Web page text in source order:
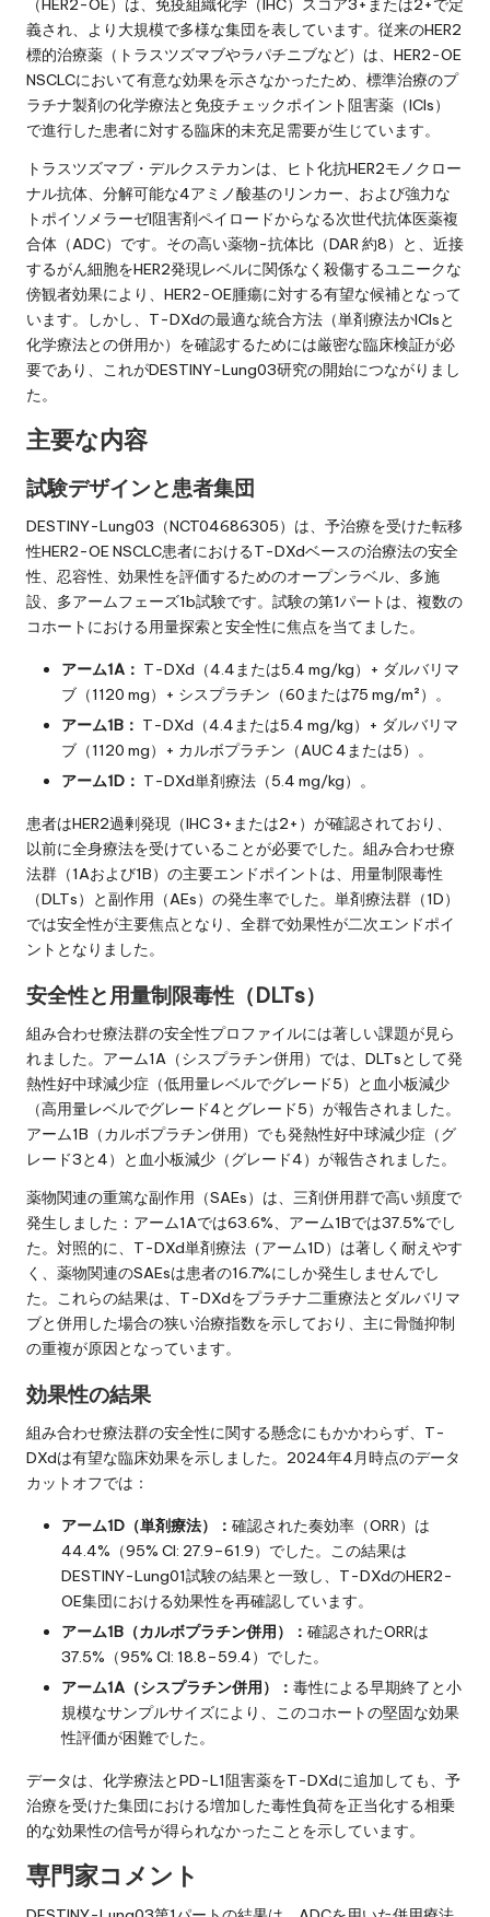
（HER2-OE）は、免疫組織化学（IHC）スコア3+または2+で定
義され、より大規模で多様な集団を表しています。従来のHER2
標的治療薬（トラスツズマブやラパチニブなど）は、HER2-OE
NSCLCにおいて有意な効果を示さなかったため、標準治療のプ
ラチナ製剤の化学療法と免疫チェックポイント阻害薬（ICIs）
で進行した患者に対する臨床的未充足需要が生じています。
トラスツズマブ・デルクステカンは、ヒト化抗HER2モノクロー
ナル抗体、分解可能な4アミノ酸基のリンカー、および強力な
トポイソメラーゼI阻害剤ペイロードからなる次世代抗体医薬複
合体（ADC）です。その高い薬物-抗体比（DAR 約8）と、近接
するがん細胞をHER2発現レベルに関係なく殺傷するユニークな
傍観者効果により、HER2-OE腫瘍に対する有望な候補となって
います。しかし、T-DXdの最適な統合方法（単剤療法かICIsと
化学療法との併用か）を確認するためには厳密な臨床検証が必
要であり、これがDESTINY-Lung03研究の開始につながりまし
た。
主要な内容
試験デザインと患者集団
DESTINY-Lung03（NCT04686305）は、予治療を受けた転移
性HER2-OE NSCLC患者におけるT-DXdベースの治療法の安全
性、忍容性、効果性を評価するためのオープンラベル、多施
設、多アームフェーズ1b試験です。試験の第1パートは、複数の
コホートにおける用量探索と安全性に焦点を当てました。
アーム1A： T-DXd（4.4または5.4 mg/kg）+ ダルバリマ
ブ（1120 mg）+ シスプラチン（60または75 mg/m²）。
アーム1B： T-DXd（4.4または5.4 mg/kg）+ ダルバリマ
ブ（1120 mg）+ カルボプラチン（AUC 4または5）。
アーム1D： T-DXd単剤療法（5.4 mg/kg）。
患者はHER2過剰発現（IHC 3+または2+）が確認されており、
以前に全身療法を受けていることが必要でした。組み合わせ療
法群（1Aおよび1B）の主要エンドポイントは、用量制限毒性
（DLTs）と副作用（AEs）の発生率でした。単剤療法群（1D）
では安全性が主要焦点となり、全群で効果性が二次エンドポイ
ントとなりました。
安全性と用量制限毒性（DLTs）
組み合わせ療法群の安全性プロファイルには著しい課題が見ら
れました。アーム1A（シスプラチン併用）では、DLTsとして発
熱性好中球減少症（低用量レベルでグレード5）と血小板減少
（高用量レベルでグレード4とグレード5）が報告されました。
アーム1B（カルボプラチン併用）でも発熱性好中球減少症（グ
レード3と4）と血小板減少（グレード4）が報告されました。
薬物関連の重篤な副作用（SAEs）は、三剤併用群で高い頻度で
発生しました：アーム1Aでは63.6%、アーム1Bでは37.5%でし
た。対照的に、T-DXd単剤療法（アーム1D）は著しく耐えやす
く、薬物関連のSAEsは患者の16.7%にしか発生しませんでし
た。これらの結果は、T-DXdをプラチナ二重療法とダルバリマ
ブと併用した場合の狭い治療指数を示しており、主に骨髄抑制
の重複が原因となっています。
効果性の結果
組み合わせ療法群の安全性に関する懸念にもかかわらず、T-
DXdは有望な臨床効果を示しました。2024年4月時点のデータ
カットオフでは：
アーム1D（単剤療法）： 確認された奏効率（ORR）は
44.4%（95% CI: 27.9–61.9）でした。この結果は
DESTINY-Lung01試験の結果と一致し、T-DXdのHER2-
OE集団における効果性を再確認しています。
アーム1B（カルボプラチン併用）： 確認されたORRは
37.5%（95% CI: 18.8–59.4）でした。
アーム1A（シスプラチン併用）： 毒性による早期終了と小
規模なサンプルサイズにより、このコホートの堅固な効果
性評価が困難でした。
データは、化学療法とPD-L1阻害薬をT-DXdに追加しても、予
治療を受けた集団における増加した毒性負荷を正当化する相乗
的な効果性の信号が得られなかったことを示しています。
専門家コメント